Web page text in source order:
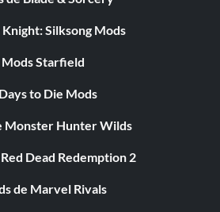
Silksong Mods
Mods Starfield
to Die Mods
Monster Hunter Wilds
Dead Redemption 2
de Marvel Rivals